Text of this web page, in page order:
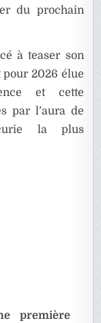
du prochain
à teaser son
2026 élue
et cette
par l’aura de
la plus
première